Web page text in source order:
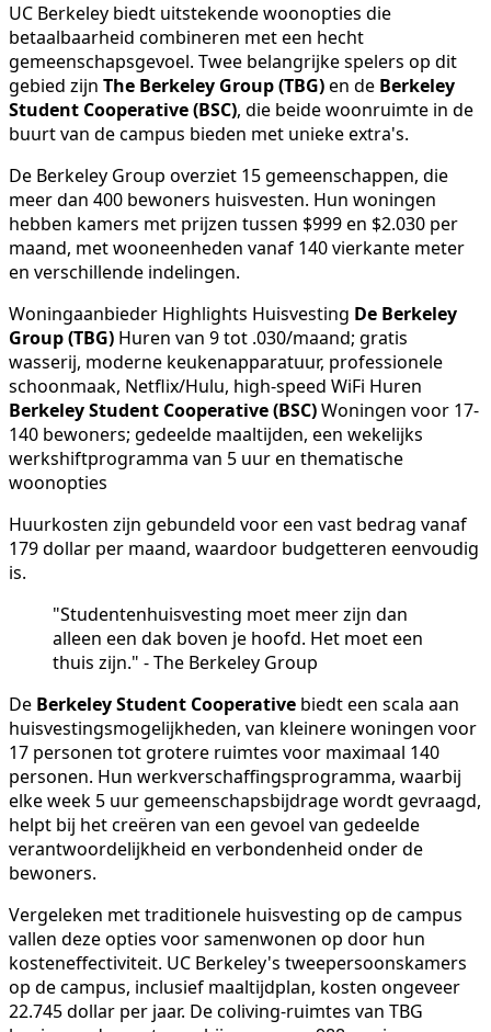
UC Berkeley biedt uitstekende woonopties die
betaalbaarheid combineren met een hecht
gemeenschapsgevoel. Twee belangrijke spelers op dit
gebied zijn The Berkeley Group (TBG)en de Berkeley
Student Cooperative (BSC), die beide woonruimte in de
buurt van de campus bieden met unieke extra's.
De Berkeley Group overziet 15 gemeenschappen, die
meer dan 400 bewoners huisvesten. Hun woningen
hebben kamers met prijzen tussen $999 en $2.030 per
maand, met wooneenheden vanaf 140 vierkante meter
en verschillende indelingen.
Woningaanbieder Highlights Huisvesting De Berkeley
Group (TBG) Huren van 9 tot .030/maand; gratis
wasserij, moderne keukenapparatuur, professionele
schoonmaak, Netflix/Hulu, high-speed WiFi Huren
Berkeley Student Cooperative (BSC)Woningen voor 17-
140 bewoners; gedeelde maaltijden, een wekelijks
werkshiftprogramma van 5 uur en thematische
woonopties
Huurkosten zijn gebundeld voor een vast bedrag vanaf
179 dollar per maand, waardoor budgetteren eenvoudig
is.
"Studentenhuisvesting moet meer zijn dan
alleen een dak boven je hoofd. Het moet een
thuis zijn." - The Berkeley Group
De Berkeley Student Cooperative biedt een scala aan
huisvestingsmogelijkheden, van kleinere woningen voor
17 personen tot grotere ruimtes voor maximaal 140
personen. Hun werkverschaffingsprogramma, waarbij
elke week 5 uur gemeenschapsbijdrage wordt gevraagd,
helpt bij het creëren van een gevoel van gedeelde
verantwoordelijkheid en verbondenheid onder de
bewoners.
Vergeleken met traditionele huisvesting op de campus
vallen deze opties voor samenwonen op door hun
kosteneffectiviteit. UC Berkeley's tweepersoonskamers
op de campus, inclusief maaltijdplan, kosten ongeveer
22.745 dollar per jaar. De coliving-ruimtes van TBG